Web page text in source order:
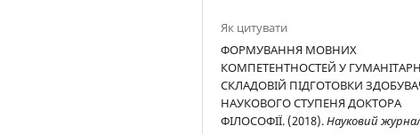
Як цитувати
ФОРМУВАННЯ МОВНИХ
КОМПЕТЕНТНОСТЕЙ У
СКЛАДОВІЙ ПІДГОТОВКИ
НАУКОВОГО СТУПЕНЯ ДОКТОРА
ФІЛОСОФІЇ. (2018).Науковий